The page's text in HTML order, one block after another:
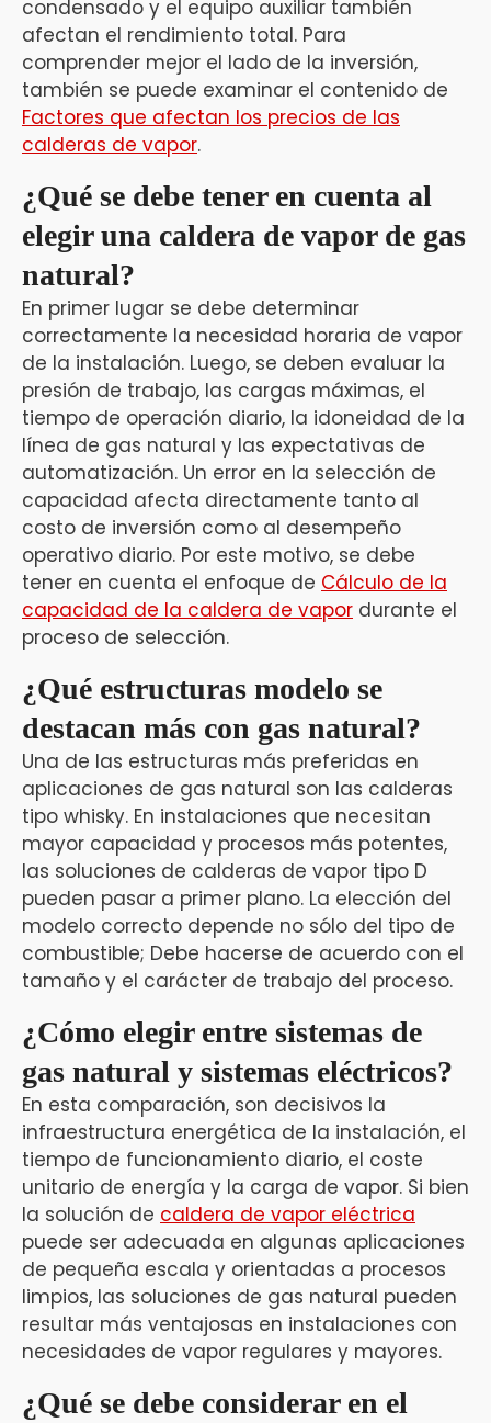
condensado y el equipo auxiliar también
afectan el rendimiento total. Para
comprender mejor el lado de la inversión,
también se puede examinar el contenido de
Factores que afectan los precios de las
calderas de vapor.
¿Qué se debe tener en cuenta al
elegir una caldera de vapor de gas
natural?
En primer lugar se debe determinar
correctamente la necesidad horaria de vapor
de la instalación. Luego, se deben evaluar la
presión de trabajo, las cargas máximas, el
tiempo de operación diario, la idoneidad de la
línea de gas natural y las expectativas de
automatización. Un error en la selección de
capacidad afecta directamente tanto al
costo de inversión como al desempeño
operativo diario. Por este motivo, se debe
tener en cuenta el enfoque de Cálculo de la
capacidad de la caldera de vapor durante el
proceso de selección.
¿Qué estructuras modelo se
destacan más con gas natural?
Una de las estructuras más preferidas en
aplicaciones de gas natural son las calderas
tipo whisky. En instalaciones que necesitan
mayor capacidad y procesos más potentes,
las soluciones de calderas de vapor tipo D
pueden pasar a primer plano. La elección del
modelo correcto depende no sólo del tipo de
combustible; Debe hacerse de acuerdo con el
tamaño y el carácter de trabajo del proceso.
¿Cómo elegir entre sistemas de
gas natural y sistemas eléctricos?
En esta comparación, son decisivos la
infraestructura energética de la instalación, el
tiempo de funcionamiento diario, el coste
unitario de energía y la carga de vapor. Si bien
la solución de caldera de vapor eléctrica
puede ser adecuada en algunas aplicaciones
de pequeña escala y orientadas a procesos
limpios, las soluciones de gas natural pueden
resultar más ventajosas en instalaciones con
necesidades de vapor regulares y mayores.
¿Qué se debe considerar en el